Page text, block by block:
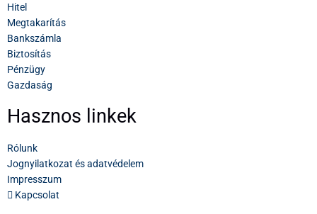
Hitel
Megtakarítás
Bankszámla
Biztosítás
Pénzügy
Gazdaság
Hasznos linkek
Rólunk
Jognyilatkozat és adatvédelem
Impresszum
Kapcsolat